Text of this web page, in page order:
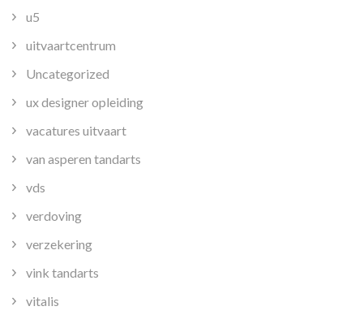
u5
uitvaartcentrum
Uncategorized
ux designer opleiding
vacatures uitvaart
van asperen tandarts
vds
verdoving
verzekering
vink tandarts
vitalis